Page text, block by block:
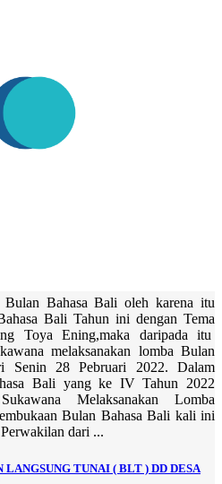
Bulan Bahasa Bali oleh karena itu
Bali Tahun ini dengan Tema
Toya Ening,maka daripada itu
melaksanakan lomba Bulan
Senin 28 Pebruari 2022. Dalam
Bali yang ke IV Tahun 2022
Melaksanakan Lomba
Bulan Bahasa Bali kali ini
dari ...
TUNAI ( BLT ) DD DESA